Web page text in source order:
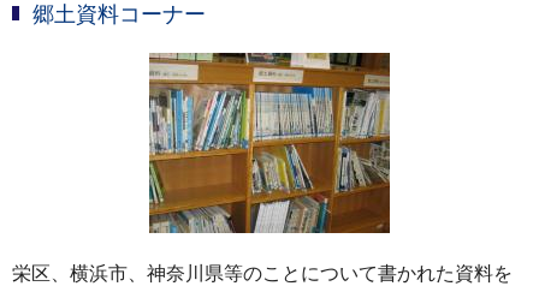
郷土資料コーナー
栄区、横浜市、神奈川県等のことについて書かれた資料を